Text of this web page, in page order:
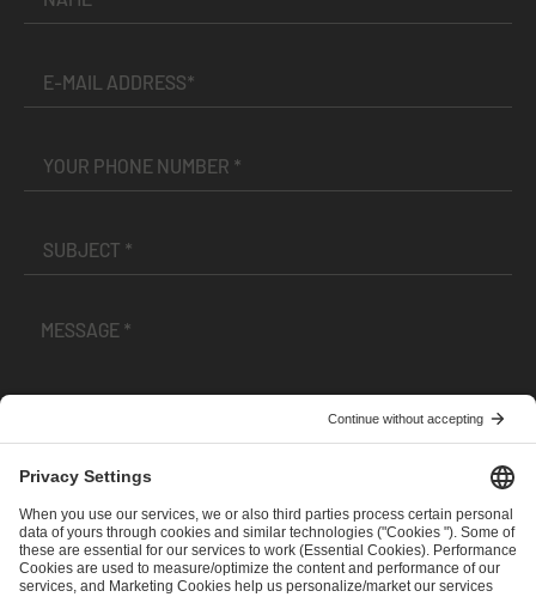
andPrivacy Policy